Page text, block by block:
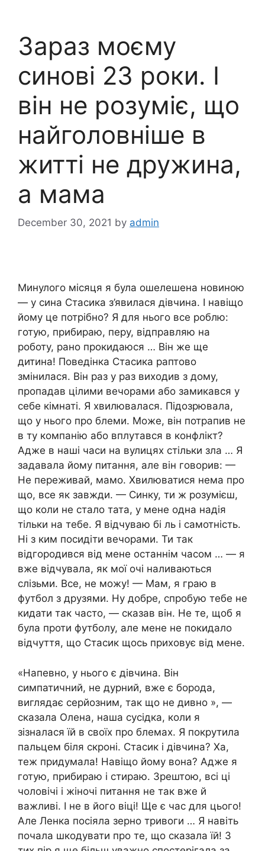
Зараз моєму
синові 23 роки. І
він не розуміє, що
найголовніше в
житті не дружина,
а мама
December 30, 2021 by admin
Минулого місяця я була ошелешена новиною
— у сина Стасика з’явилася дівчина. І навіщо
йому це потрібно? Я для нього все роблю:
готую, прибираю, перу, відправляю на
роботу, рано прокидаюся … Він же ще
дитина! Поведінка Стасика раптово
змінилася. Він раз у раз виходив з дому,
пропадав цілими вечорами або замикався у
себе кімнаті. Я хвилювалася. Підозрювала,
що у нього про блеми. Може, він потрапив не
в ту компанію або вплутався в конфлікт?
Адже в наші часи на вулицях стільки зла … Я
задавала йому питання, але він говорив: —
Не переживай, мамо. Хвилюватися нема про
що, все як завжди. — Синку, ти ж розумієш,
що коли не стало тата, у мене одна надія
тільки на тебе. Я відчуваю бі ль і самотність.
Ні з ким посидіти вечорами. Ти так
відгородився від мене останнім часом … — я
вже відчувала, як мої очі наливаються
слізьми. Все, не можу! — Мам, я граю в
футбол з друзями. Ну добре, спробую тебе не
кидати так часто, — сказав він. Не те, щоб я
була проти футболу, але мене не покидало
відчуття, що Стасик щось приховує від мене.
«Напевно, у нього є дівчина. Він
симпатичний, не дурний, вже є борода,
виглядає серйозним, так що не дивно », —
сказала Олена, наша сусідка, коли я
зізналася їй в своїх про блемах. Я покрутила
пальцем біля скроні. Стасик і дівчина? Ха,
теж придумала! Навіщо йому вона? Адже я
готую, прибираю і стираю. Зрештою, всі ці
чоловічі і жіночі питання не так вже й
важливі. І не в його віці! Ще є час для цього!
Але Ленка посіяла зерно тривоги … Я навіть
почала шкодувати про те, що сказала їй! З